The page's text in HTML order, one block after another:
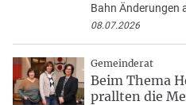
Bahn Änderungen
08.07.2026
Gemeinderat
Beim Thema
prallten die